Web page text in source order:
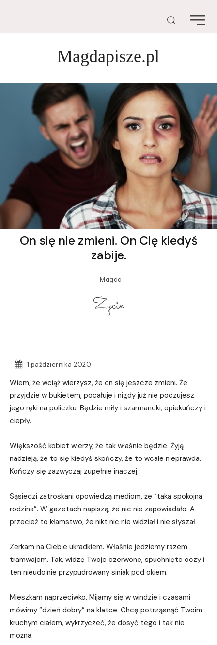
Magdapisze.pl
On się nie zmieni. On Cię kiedyś
zabije.
Magda
Życie
1 października 2020
Wiem, że wciąż wierzysz, że on się jeszcze zmieni. Że
przyjdzie w bukietem, pocałuje i nigdy już nie poczujesz
jego ręki na policzku. Będzie miły i szarmancki, opiekuńczy i
ciepły.
Większość kobiet wierzy, że tak właśnie będzie. Żyją
nadzieją, że to się kiedyś skończy, że to wcale nieprawda.
Kończy się zazwyczaj zupełnie inaczej.
Sąsiedzi zatroskani opowiedzą mediom, że “taka spokojna
rodzina”. W gazetach napiszą, że nic nie zapowiadało. A
przecież to kłamstwo, że nikt nic nie widział i nie słyszał.
Zerkam na Ciebie ukradkiem. Właśnie jedziemy razem
tramwajem. Tak, widzę Twoje czerwone, spuchnięte oczy i
ten nieudolnie przypudrowany siniak pod okiem.
Mieszkam naprzeciwko. Mijamy się w windzie i czasami
mówimy “dzień dobry” na klatce. Chcę potrząsnąć Twoim
kruchym ciałem, wykrzyczeć, że dosyć tego i tak nie
można.